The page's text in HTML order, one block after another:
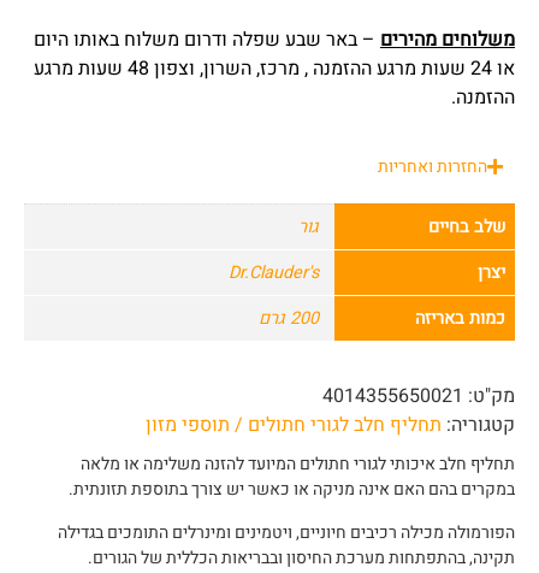
משלוחים מהירים – באר שבע שפלה ודרום משלוח באותו היום
או 24 שעות מרגע ההזמנה , מרכז, השרון, וצפון 48 שעות מרגע
ההזמנה.
החזרות ואחריות
שלב בחיים
גור
יצרן
Dr.Clauder's
כמות באריזה
200 גרם
מק"ט: 4014355650021
קטגוריה: תחליף חלב לגורי חתולים / תוספי מזון
תחליף חלב איכותי לגורי חתולים המיועד להזנה משלימה או מלאה
במקרים בהם האם אינה מניקה או כאשר יש צורך בתוספת תזונתית.
הפורמולה מכילה רכיבים חיוניים, ויטמינים ומינרלים התומכים בגדילה
תקינה, בהתפתחות מערכת החיסון ובבריאות הכללית של הגורים.